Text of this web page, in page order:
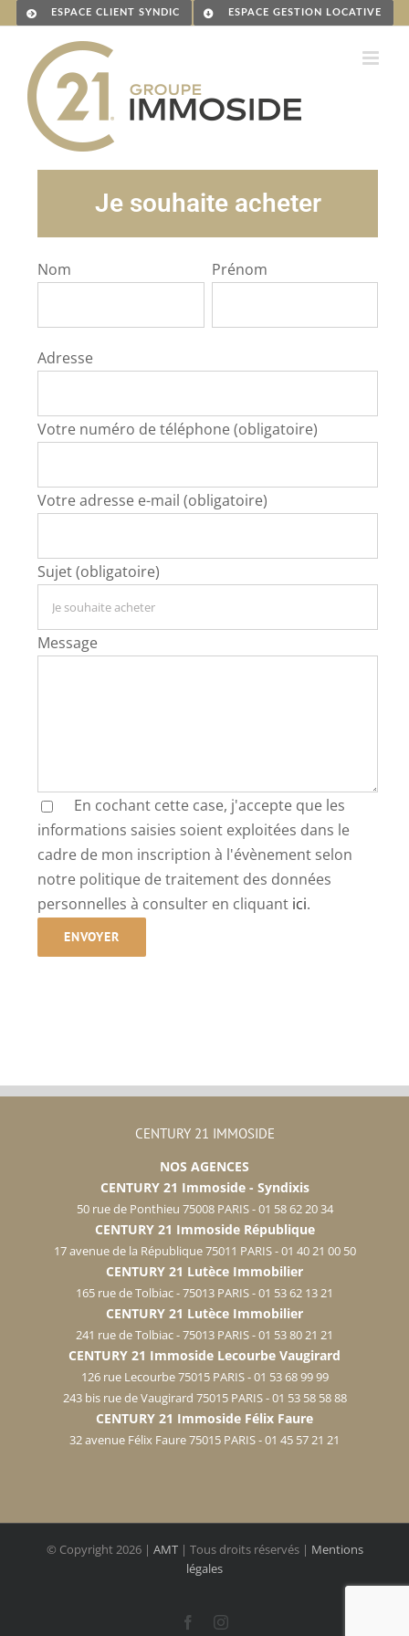
Passer
contenu
ESPACE CLIENT SYNDIC ESPACE GESTION LOCATIVE
Je souhaite acheter
Nom Prénom
Adresse
Votre numéro de téléphone (obligatoire)
Votre adresse e-mail (obligatoire)
Sujet (obligatoire)
Message
En cochant cette case, j'accepte que les
informations saisies soient exploitées dans le
cadre de mon inscription à l'évènement selon
notre politique de traitement des données
personnelles à consulter en cliquant ici.
CENTURY 21 IMMOSIDE
NOS AGENCES
CENTURY 21 Immoside - Syndixis
50 rue de Ponthieu 75008 PARIS - 01 58 62 20 34
CENTURY 21 Immoside République
17 avenue de la République 75011 PARIS - 01 40 21 00 50
CENTURY 21 Lutèce Immobilier
165 rue de Tolbiac - 75013 PARIS - 01 53 62 13 21
CENTURY 21 Lutèce Immobilier
241 rue de Tolbiac - 75013 PARIS - 01 53 80 21 21
CENTURY 21 Immoside Lecourbe Vaugirard
126 rue Lecourbe 75015 PARIS - 01 53 68 99 99
243 bis rue de Vaugirard 75015 PARIS - 01 53 58 58 88
CENTURY 21 Immoside Félix Faure
32 avenue Félix Faure 75015 PARIS - 01 45 57 21 21
© Copyright2026 | AMT| Tous droits réservés | Mentions
légales
FacebookInstagram